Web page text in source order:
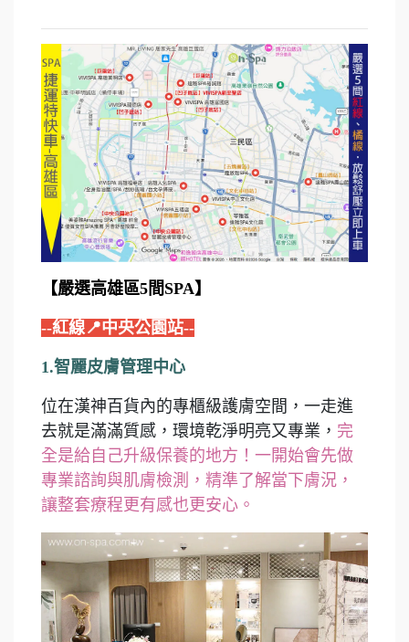
【嚴選高雄區5間SPA】
--紅線📍中央公園站--
1.智麗皮膚管理中心
位在漢神百貨內的專櫃級護膚空間，一走進
去就是滿滿質感，環境乾淨明亮又專業， 完
全是給自己升級保養的地方！一開始會先做
專業諮詢與肌膚檢測，精準了解當下膚況，
讓整套療程更有感也更安心。